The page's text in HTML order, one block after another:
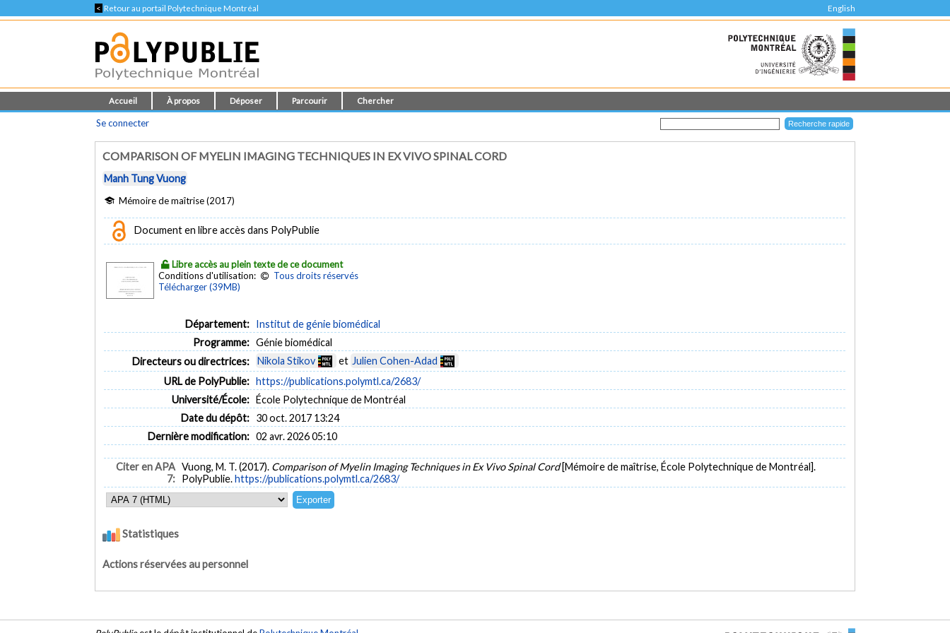
< Retour au portail Polytechnique Montréal English
Accueil À propos Déposer Parcourir Chercher
Se connecter
COMPARISON OF MYELIN IMAGING TECHNIQUES IN EX VIVO SPINAL CORD
Manh Tung Vuong
Mémoire de maîtrise (2017)
Document en libre accès dans PolyPublie
Libre accès au plein texte de ce document
Conditions d'utilisation:
Tous droits réservés
Télécharger (39MB)
Département: Institut de génie biomédical
Programme: Génie biomédical
Directeurs ou directrices:
Nikola Stikov et Julien Cohen-Adad
URL de PolyPublie: https://publications.polymtl.ca/2683/
Université/École: École Polytechnique de Montréal
Date du dépôt: 30 oct. 2017 13:24
Dernière modification: 02 avr. 2026 05:10
Citer en APA
7:
Vuong, M. T. (2017). Comparison of Myelin Imaging Techniques in Ex Vivo Spinal Cord[Mémoire de maîtrise, École Polytechnique de Montréal].
PolyPublie.https://publications.polymtl.ca/2683/
Statistiques
Actions réservées au personnel